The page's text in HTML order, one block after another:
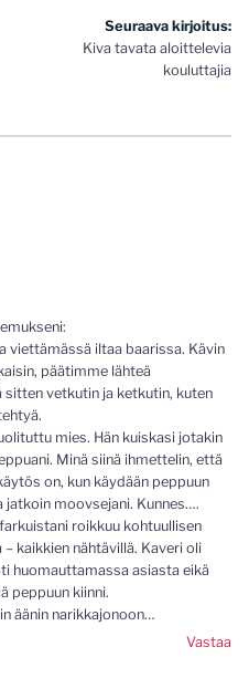
Seuraava kirjoitus:
Kiva tavata aloittelevia
kouluttajia
viettämässä iltaa baarissa. Kävin
päätimme lähteä
sitten vetkutin ja ketkutin, kuten
mies. Hän kuiskasi jotakin
Minä siinä ihmettelin, että
on, kun käydään peppuun
jatkoin moovsejani. Kunnes….
roikkuu kohtuullisen
kaikkien nähtävillä. Kaveri oli
huomauttamassa asiasta eikä
peppuun kiinni.
äänin narikkajonoon…
Vastaa